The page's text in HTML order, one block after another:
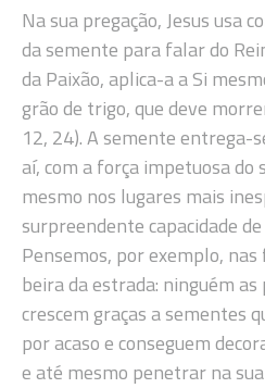
Na sua pregação, Jesus usa
da semente para falar do
da Paixão, aplica-a a Si
grão de trigo, que deve
12, 24). A semente
aí, com a força impetuosa do
mesmo nos lugares mais
surpreendente capacidade
Pensemos, por exemplo,
beira da estrada: ninguém
crescem graças a sementes
por acaso e conseguem
e até mesmo penetrar na